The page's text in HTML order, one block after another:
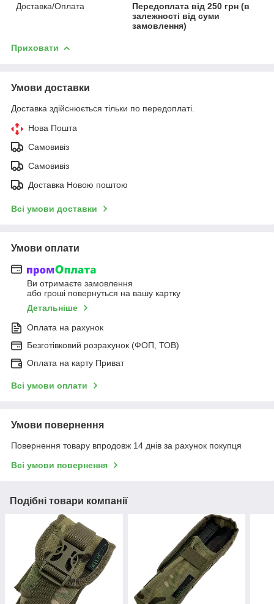
Доставка/Оплата
Передоплата від 250 грн (в
залежності від суми
замовлення)
Приховати
Умови доставки
Доставка здійснюється тільки по передоплаті.
Нова Пошта
Самовивіз
Самовивіз
Доставка Новою поштою
Всі умови доставки
Умови оплати
Ви отримаєте замовлення
або гроші повернуться на вашу картку
Детальніше
Оплата на рахунок
Безготівковий розрахунок (ФОП, ТОВ)
Оплата на карту Приват
Всі умови оплати
Умови повернення
Повернення товару впродовж 14 днів за рахунок покупця
Всі умови повернення
Подібні товари компанії